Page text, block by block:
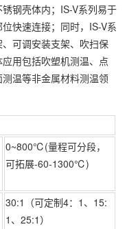
钢壳体内；IS-V系列易于
快速连接；同时，IS-V系
可调安装支架、吹扫保
用包括吹塑机测温、点
温等非金属材料测温领
0~800℃(量程可分段，
可拓展-60-1300℃)
30:1（可定制4：1、15:
1、25:1）